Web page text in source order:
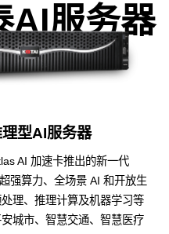
AI服务器
型AI服务器
AI 加速卡推出的新一代
强算力、全场景 AI 和开放生
理、推理计算及机器学习等
城市、智慧交通、智慧医疗